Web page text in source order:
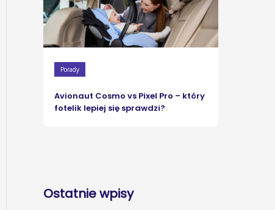
Porady
Avionaut Cosmo vs Pixel Pro – który
fotelik lepiej się sprawdzi?
Ostatnie wpisy